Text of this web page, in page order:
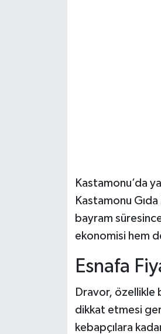
Kastamonu’da
Kastamonu
bayram
ekonomisi hem
Esnafa
Dravor, özellikle
dikkat etmesi
kebapçılara
Ulusal Haberler
Teknoloji Haberleri
Siyaset Haberleri
Dünya Haberleri
Yerel Haberler
Haber Arşivi